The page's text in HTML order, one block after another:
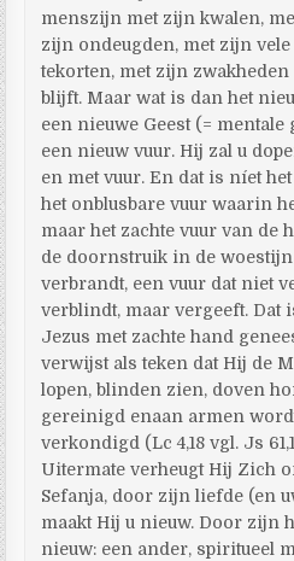
menszijn met zijn kwalen,
zijn ondeugden, met zijn
tekorten, met zijn
blijft. Maar wat is dan het
een nieuwe Geest (=
een nieuw vuur. Hij zal u
en met vuur. En dat is níet
het onblusbare vuur waarin
maar het zachte vuur van de
de doornstruik in de
verbrandt, een vuur dat niet
verblindt, maar vergeeft. Dat
Jezus met zachte hand
verwijst als teken dat Hij de
lopen, blinden zien, doven
gereinigd enaan armen
verkondigd (Lc 4,18 vgl. Js
Uitermate verheugt Hij Zich
Sefanja, door zijn liefde (en
maakt Hij u nieuw. Door zijn
nieuw: een ander, spiritueel